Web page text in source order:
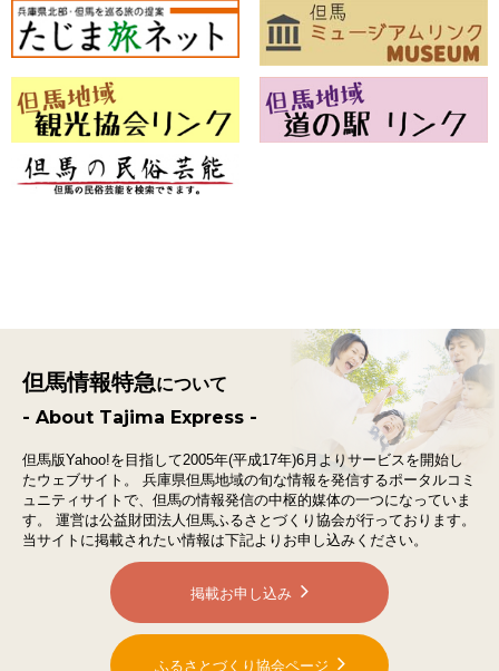
但馬情報特急について
- About Tajima Express -
但馬版Yahoo!を目指して2005年(平成17年)6月よりサービスを開始し
たウェブサイト。
兵庫県但馬地域の旬な情報を発信するポータルコミ
ュニティサイトで、 但馬の情報発信の中枢的媒体の一つになっていま
す。
運営は公益財団法人但馬ふるさとづくり協会が行っております。
当サイトに掲載されたい情報は下記よりお申し込みください。
掲載お申し込み
ふるさとづくり協会ページ